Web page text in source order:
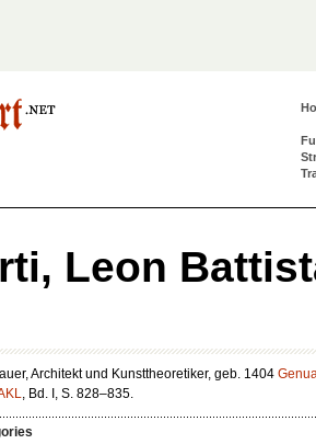
Leon
Architekt und Kunsttheoretiker, geb. 1404
, Bd. I, S. 828–835.